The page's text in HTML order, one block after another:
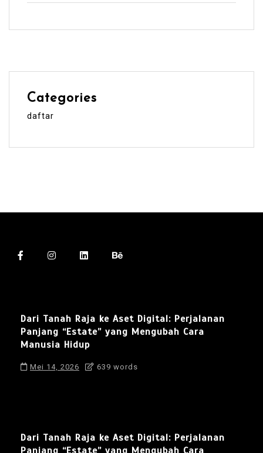
Categories
daftar
Dari Tanah Raja ke Aset Digital: Perjalanan
Panjang “Estate” yang Mengubah Cara
Manusia Hidup
Mei 14, 2026 639 words
Dari Tanah Raja ke Aset Digital: Perjalanan
Panjang “Estate” yang Mengubah Cara